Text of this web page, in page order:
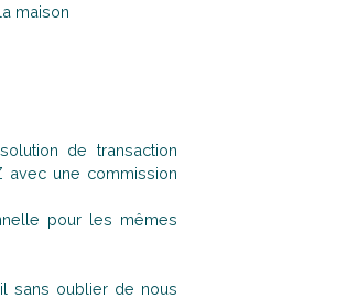
maison
de transaction
avec une commission
pour les mêmes
sans oublier de nous